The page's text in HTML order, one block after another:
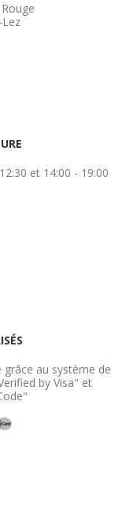
et 14:00 - 19:00
au système de
by Visa" et